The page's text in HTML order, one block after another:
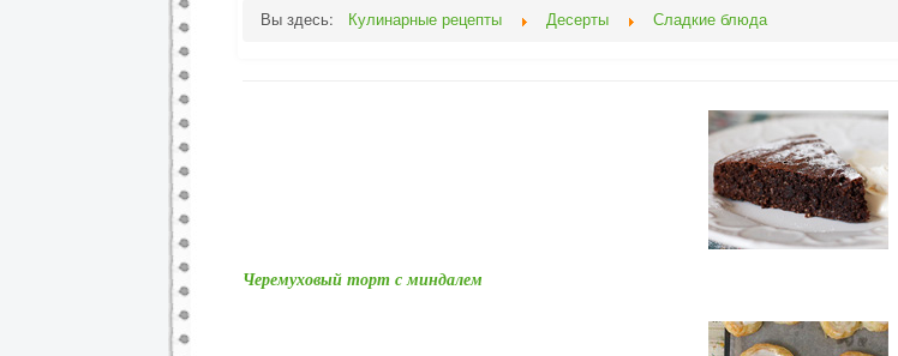
Вы здесь:
Кулинарные рецепты Десерты Сладкие блюда
Черемуховый торт с миндалем